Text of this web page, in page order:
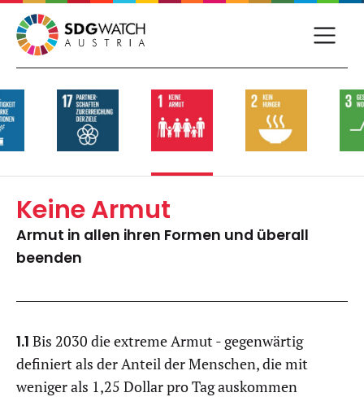
Keine Armut
Armut in allen ihren Formen und überall
beenden
1.1 Bis 2030 die extreme Armut - gegenwärtig
definiert als der Anteil der Menschen, die mit
weniger als 1,25 Dollar pro Tag auskommen